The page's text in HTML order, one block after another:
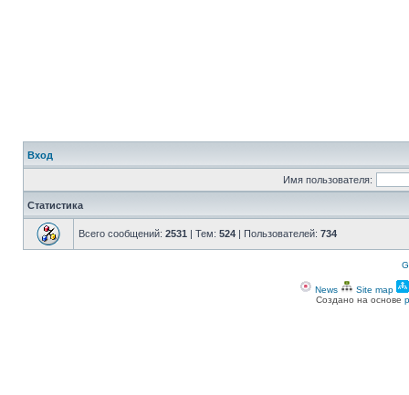
Вход
Имя пользователя:
Статистика
Всего сообщений: 2531 | Тем: 524 | Пользователей: 734
News Site map
Создано на основе